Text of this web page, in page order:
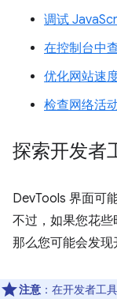
调试
在控制台中
优化网站速
检查网络活
探索开发者
DevTools 界面可
不过，如果您花些
那么您可能会发现
注意 ：在开发者工